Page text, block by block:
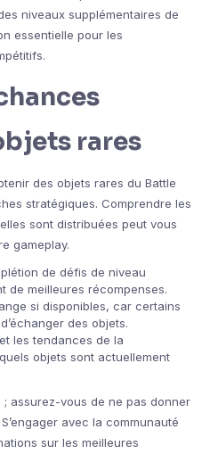
niveaux supplémentaires de
essentielle pour les
rares
des objets rares du Battle
stratégiques. Comprendre les
sont distribuées peut vous
gameplay.
de défis de niveau
de meilleures récompenses.
si disponibles, car certains
des objets.
les tendances de la
objets sont actuellement
assurez-vous de ne pas donner
avec la communauté
sur les meilleures